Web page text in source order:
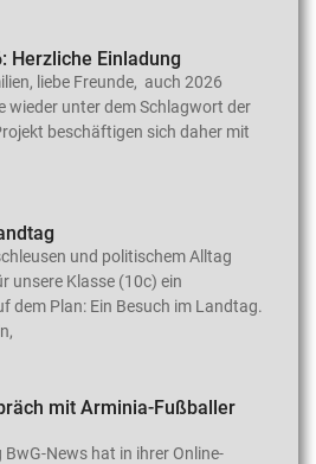
Herzliche Einladung
liebe Freunde, auch 2026
wieder unter dem Schlagwort der
beschäftigen sich daher mit
und politischem Alltag
unsere Klasse (10c) ein
dem Plan: Ein Besuch im Landtag.
mit Arminia-Fußballer
BwG-News hat in ihrer Online-